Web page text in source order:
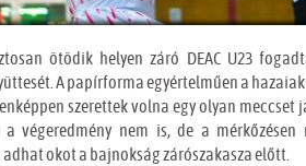
ötödik helyen záró DEAC U23
A papírforma egyértelműen a
szerettek volna egy olyan meccset
végeredmény nem is, de a
okot a bajnokság zárószakasza előtt.